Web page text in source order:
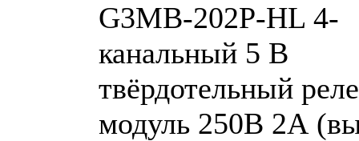
G3MB-202P-HL 4-
канальный 5 В
твёрдотельный
модуль 250В 2А